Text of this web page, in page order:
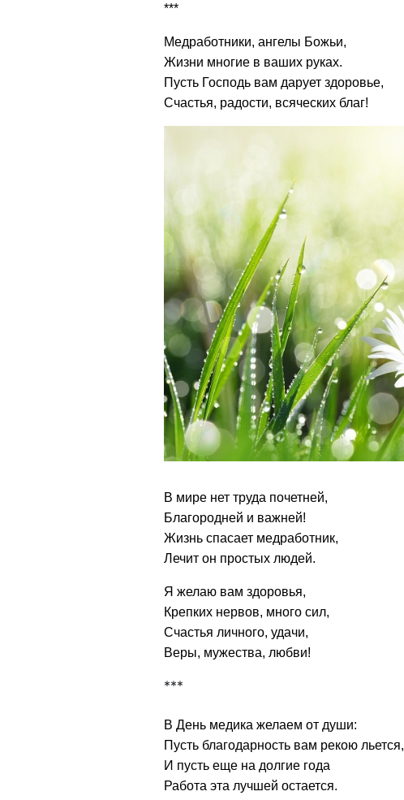
***
Медработники, ангелы Божьи,
Жизни многие в ваших руках.
Пусть Господь вам дарует здоровье,
Счастья, радости, всяческих благ!
В мире нет труда почетней,
Благородней и важней!
Жизнь спасает медработник,
Лечит он простых людей.
Я желаю вам здоровья,
Крепких нервов, много сил,
Счастья личного, удачи,
Веры, мужества, любви!
***
В День медика желаем от души:
Пусть благодарность вам рекою льется,
И пусть еще на долгие года
Работа эта лучшей остается.